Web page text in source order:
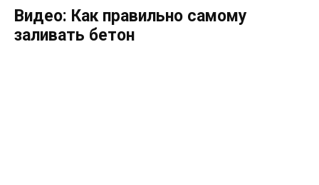
Видео: Как правильно самому
заливать бетон